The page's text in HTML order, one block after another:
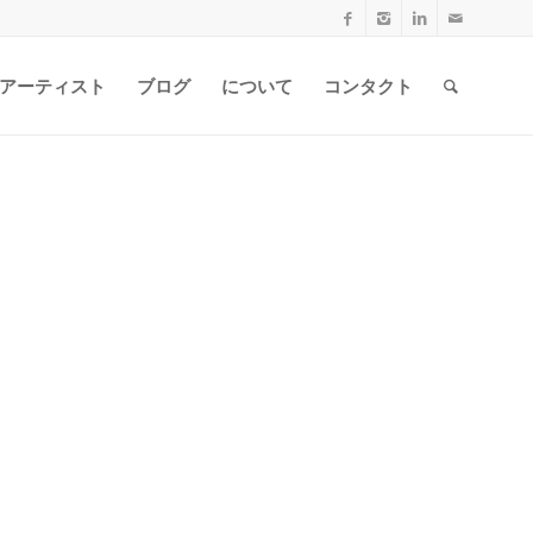
アーティスト ブログ について コンタクト